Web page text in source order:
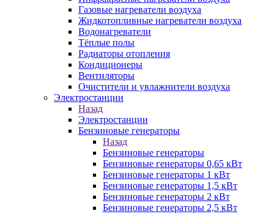
Газовые нагреватели воздуха
Жидкотопливные нагреватели воздуха
Водонагреватели
Тёплые полы
Радиаторы отопления
Кондиционеры
Вентиляторы
Очистители и увлажнители воздуха
Электростанции
Назад
Электростанции
Бензиновые генераторы
Назад
Бензиновые генераторы
Бензиновые генераторы 0,65 кВт
Бензиновые генераторы 1 кВт
Бензиновые генераторы 1,5 кВт
Бензиновые генераторы 2 кВт
Бензиновые генераторы 2,5 кВт